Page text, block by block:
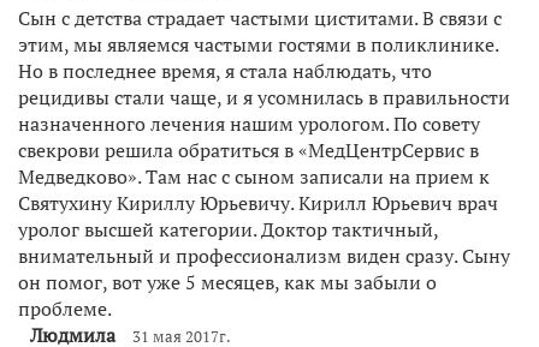
Сын с детства страдает частыми циститами. В связи с
этим, мы являемся частыми гостями в поликлинике.
Но в последнее время, я стала наблюдать, что
рецидивы стали чаще, и я усомнилась в правильности
назначенного лечения нашим урологом. По совету
свекрови решила обратиться в «МедЦентрСервис в
Медведково». Там нас с сыном записали на прием к
Святухину Кириллу Юрьевичу. Кирилл Юрьевич врач
уролог высшей категории. Доктор тактичный,
внимательный и профессионализм виден сразу. Сыну
он помог, вот уже 5 месяцев, как мы забыли о
проблеме.
Людмила
31 мая 2017г.